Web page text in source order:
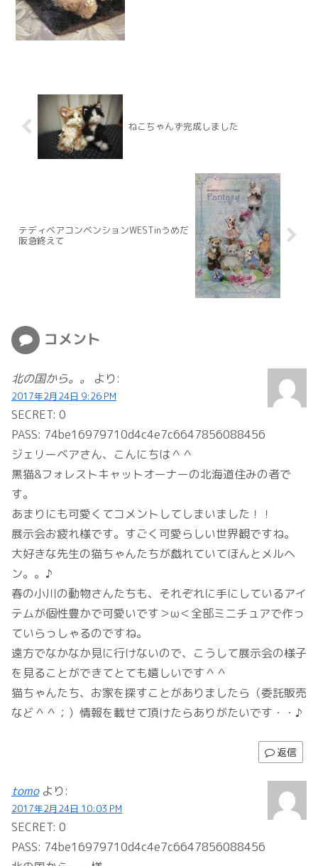
ねこちゃんず完成しました
テディベアコンベンションWESTinうめだ
阪急終えて
コメント
北の国から。。 より:
2017年2月24日 9:26 PM
SECRET: 0
PASS: 74be16979710d4c4e7c6647856088456
ジェリーベアさん、こんにちは＾＾
黒猫&フォレストキャットオーナーの北海道住みの者で
す。
あまりにも可愛くてコメントしてしまいました！！
展示会お疲れ様です。すごく可愛らしい世界観ですね。
大好きな先生の猫ちゃんたちが戯れていてほんとメルヘ
ン。。♪
春の小川の動物さんたちも、それぞれに手にしているアイ
テムが個性豊かで可愛いです＞ω＜全部ミニチュアで作っ
ていらっしゃるのですね。
遠方でなかなか見に行けないので、こうして展示会の様子
を見ることができてとても嬉しいです＾＾
猫ちゃんたち、お家を探すことがありましたら（委託販売
など＾＾；）情報を載せて頂けたらありがたいです・・♪
返信
tomo より:
2017年2月24日 10:03 PM
SECRET: 0
PASS: 74be16979710d4c4e7c6647856088456